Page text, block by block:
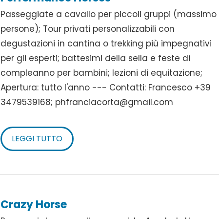
Passeggiate a cavallo per piccoli gruppi (massimo
persone); Tour privati personalizzabili con
degustazioni in cantina o trekking più impegnativi
per gli esperti; battesimi della sella e feste di
compleanno per bambini; lezioni di equitazione;
Apertura: tutto l'anno --- Contatti: Francesco +39
3479539168; phfranciacorta@gmail.com
LEGGI TUTTO
Crazy Horse